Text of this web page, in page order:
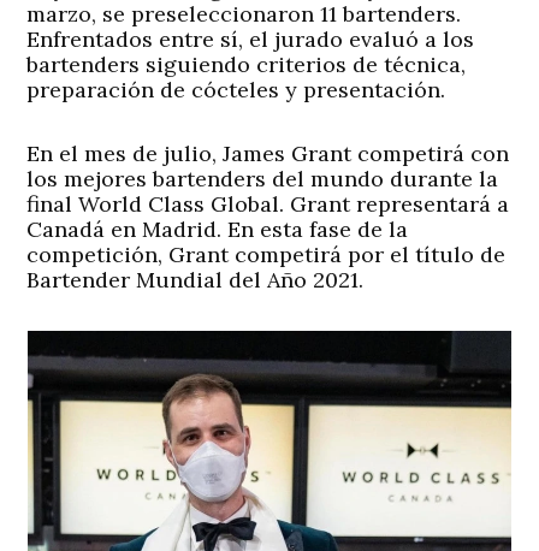
marzo, se preseleccionaron 11 bartenders.
Enfrentados entre sí, el jurado evaluó a los
bartenders siguiendo criterios de técnica,
preparación de cócteles y presentación.
En el mes de julio, James Grant competirá con
los mejores bartenders del mundo durante la
final World Class Global. Grant representará a
Canadá en Madrid. En esta fase de la
competición, Grant competirá por el título de
Bartender Mundial del Año 2021.